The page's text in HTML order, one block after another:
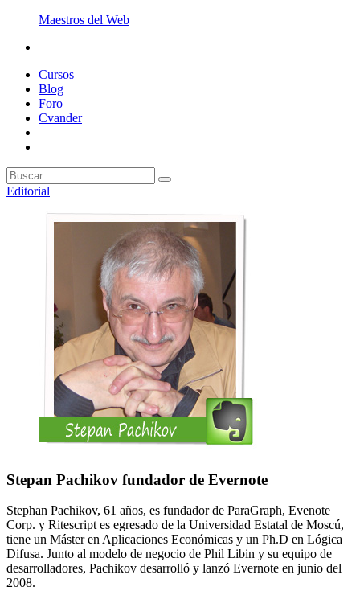
Maestros del Web
Cursos
Blog
Foro
Cvander
Editorial
Stepan Pachikov fundador de Evernote
Stephan Pachikov, 61 años, es fundador de ParaGraph, Evenote
Corp. y Ritescript es egresado de la Universidad Estatal de Moscú,
tiene un Máster en Aplicaciones Económicas y un Ph.D en Lógica
Difusa. Junto al modelo de negocio de Phil Libin y su equipo de
desarrolladores, Pachikov desarrolló y lanzó Evernote en junio del
2008.